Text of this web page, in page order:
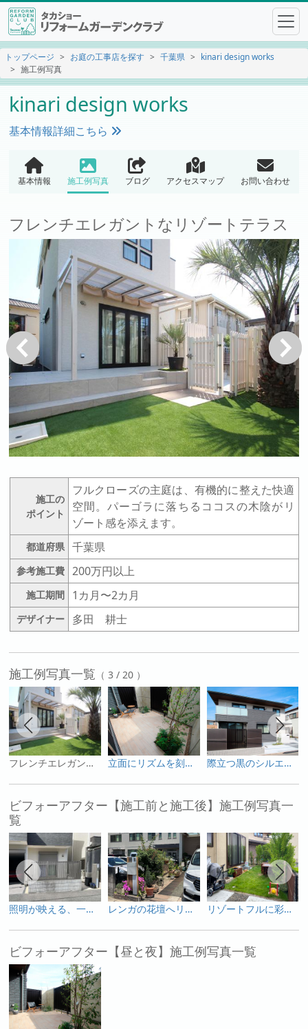
トップページ お庭の工事店を探す 千葉県
kinari design works
施工例写真
kinari design works
基本情報詳細こちら
基本情報 施工例写真 ブログ アクセスマップ お問い合わせ
フレンチエレガントなリゾートテラス
戻る 次へ
施工の
ポイント
フルクローズの主庭は、有機的に整えた快適
空間。パーゴラに落ちるココスの木陰がリ
ゾート感を添えます。
都道府県 千葉県
参考施工費 200万円以上
施工期間 1カ月〜2カ月
デザイナー 多田 耕士
施工例写真一覧 （ 3 / 20 ）
フレンチエレガントなリゾートテラス 立面にリズムを刻むルーバースクリーン、陽射しと流れる空気感で内外をつないで。 際立つ黒のシルエット、素材で魅せるファサードセットアップ。
ビフォーアフター【施工前と施工後】施工例写真一
覧
照明が映える、一戸建ての魅力を高めるファサードリフォーム レンガの花壇へリフォーム リゾートフルに彩られた風色テラス。
ビフォーアフター【昼と夜】施工例写真一覧